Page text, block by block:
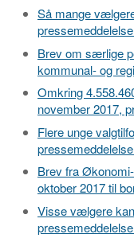
Så mange
Brev om særlige
kommunal- og
Omkring
november 2017,
Flere unge
Brev fra
oktober 2017 til
Visse vælgere